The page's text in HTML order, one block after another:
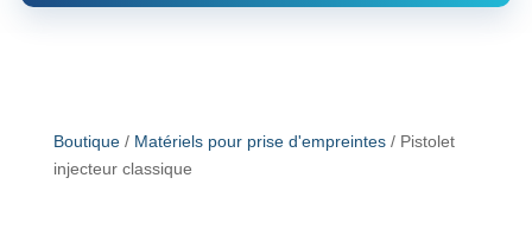
Embouts protecteurs
Bons de commande
Boutique/ Matériels pour prise d'empreintes/ Pistolet
injecteur classique